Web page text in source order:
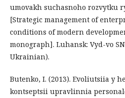
umovakh suchasnoho rozvytku
[Strategic management of
conditions of modern
monograph]. Luhansk: Vyd-vo
Ukrainian).
Butenko, I. (2013). Evoliutsiia y
kontseptsii upravlinnia